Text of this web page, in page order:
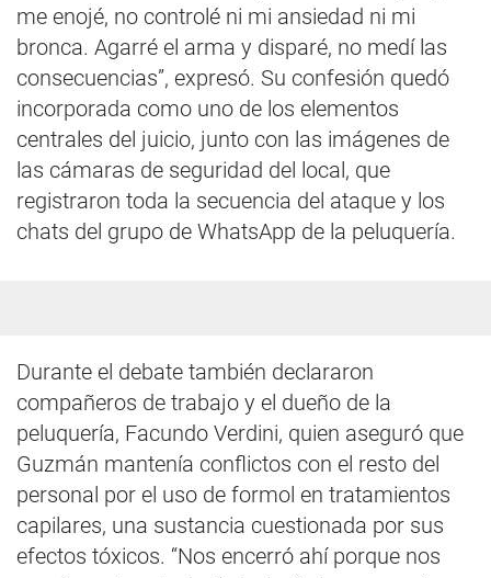
me enojé, no controlé ni mi ansiedad ni mi
bronca. Agarré el arma y disparé, no medí las
consecuencias”, expresó. Su confesión quedó
incorporada como uno de los elementos
centrales del juicio, junto con las imágenes de
las cámaras de seguridad del local, que
registraron toda la secuencia del ataque y los
chats del grupo de WhatsApp de la peluquería.
Durante el debate también declararon
compañeros de trabajo y el dueño de la
peluquería, Facundo Verdini, quien aseguró que
Guzmán mantenía conflictos con el resto del
personal por el uso de formol en tratamientos
capilares, una sustancia cuestionada por sus
efectos tóxicos. “Nos encerró ahí porque nos